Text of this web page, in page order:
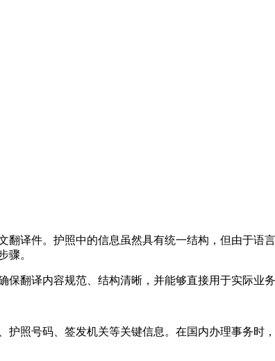
译件。护照中的信息虽然具有统一结构，但由于语
骤。
翻译内容规范、结构清晰，并能够直接用于实际业务
照号码、签发机关等关键信息。在国内办理事务时